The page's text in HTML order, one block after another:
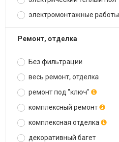
электромонтажные работы
ремонт, отделка
Без фильтрации
весь ремонт, отделка
ремонт под "ключ"
комплексный ремонт
комплексная отделка
декоративный багет